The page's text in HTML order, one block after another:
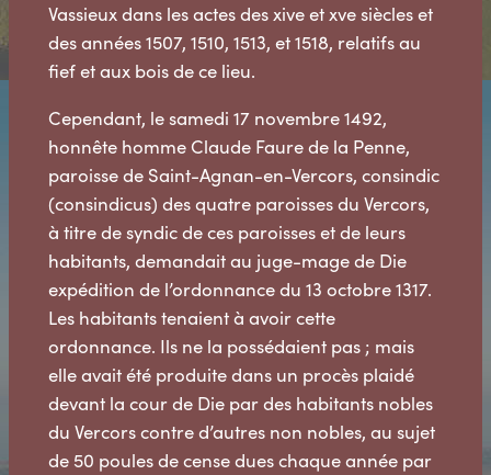
Vassieux dans les actes des xive et xve siècles et
des années 1507, 1510, 1513, et 1518, relatifs au
fief et aux bois de ce lieu.
Cependant, le samedi 17 novembre 1492,
honnête homme Claude Faure de la Penne,
paroisse de Saint-Agnan-en-Vercors, consindic
(consindicus) des quatre paroisses du Vercors,
à titre de syndic de ces paroisses et de leurs
habitants, demandait au juge-mage de Die
expédition de l’ordonnance du 13 octobre 1317.
Les habitants tenaient à avoir cette
ordonnance. Ils ne la possédaient pas ; mais
elle avait été produite dans un procès plaidé
devant la cour de Die par des habitants nobles
du Vercors contre d’autres non nobles, au sujet
de 50 poules de cense dues chaque année par